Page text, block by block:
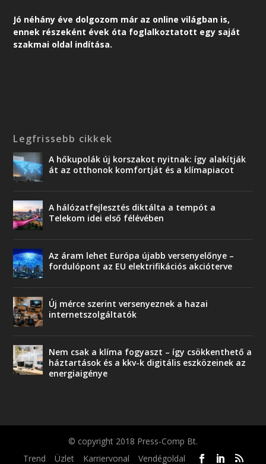
Jó néhány éve dolgozom már az online világban is,
ennek részeként évek óta foglalkoztatott egy saját
szakmai oldal indítása.
Legfrissebb cikkek
A hőkupolák új korszakot nyitnak: így alakítják
át az otthonok komfortját és a klímapiacot
A hálózatfejlesztés diktálta a tempót a
Telekom idei első félévében
Az áram lehet Európa újabb versenyelőnye –
fordulópont az EU elektrifikációs akcióterve
Új mérce szerint versenyeznek a hazai
internetszolgáltatók
Nem csak a klíma fogyaszt – így csökkenthető a
háztartások és a kkv-k digitális eszközeinek az
energiaigénye
© copyright 2018 Press-Comp Bt.
Trend
Üzlet Karriervonal Vendégoldal